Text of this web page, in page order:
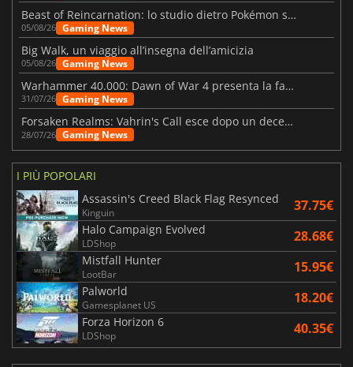
Beast of Reincarnation: lo studio dietro Pokémon su una nuova strada
05/08/26 Gaming News
Big Walk, un viaggio all’insegna dell’amicizia
05/08/26 Gaming News
Warhammer 40.000: Dawn of War 4 presenta la fazione dei Necron
31/07/26 Gaming News
Forsaken Realms: Vahrin's Call esce dopo un decennio di sviluppo
28/07/26 Gaming News
I PIÙ POPOLARI
Assassin's Creed Black Flag Resynced
Kinguin 37.75€
Halo Campaign Evolved
LDShop 28.68€
Mistfall Hunter
LootBar 15.95€
Palworld
Gamesplanet US 18.20€
Forza Horizon 6
LDShop 40.35€